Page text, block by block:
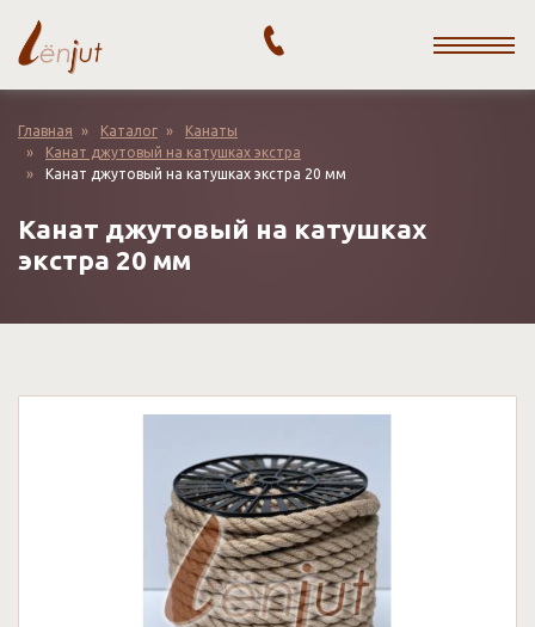
Перейти
основному
содержанию
Toggle
Главная Каталог
Канаты
Канат джутовый на катушках экстра
Канат джутовый на катушках экстра 20 мм
Канат джутовый на катушках
экстра 20 мм